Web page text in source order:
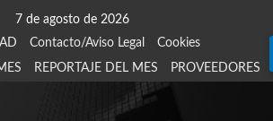
7 de agosto de 2026
Contacto/Aviso Legal
Cookies
REPORTAJE DEL MES PROVEEDORES